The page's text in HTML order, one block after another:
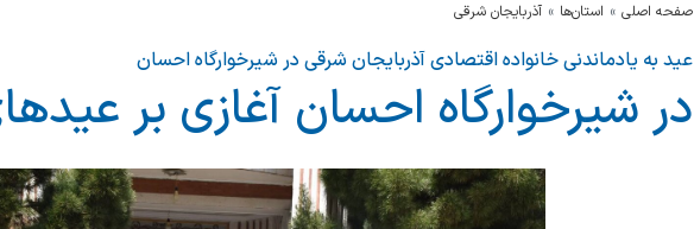
صفحه اصلی استان‌ها آذربايجان شرقي
عید به یادماندنی خانواده اقتصادی آذربایجان شرقی در شیرخوارگاه احسان
در شیرخوارگاه احسان آغازی بر